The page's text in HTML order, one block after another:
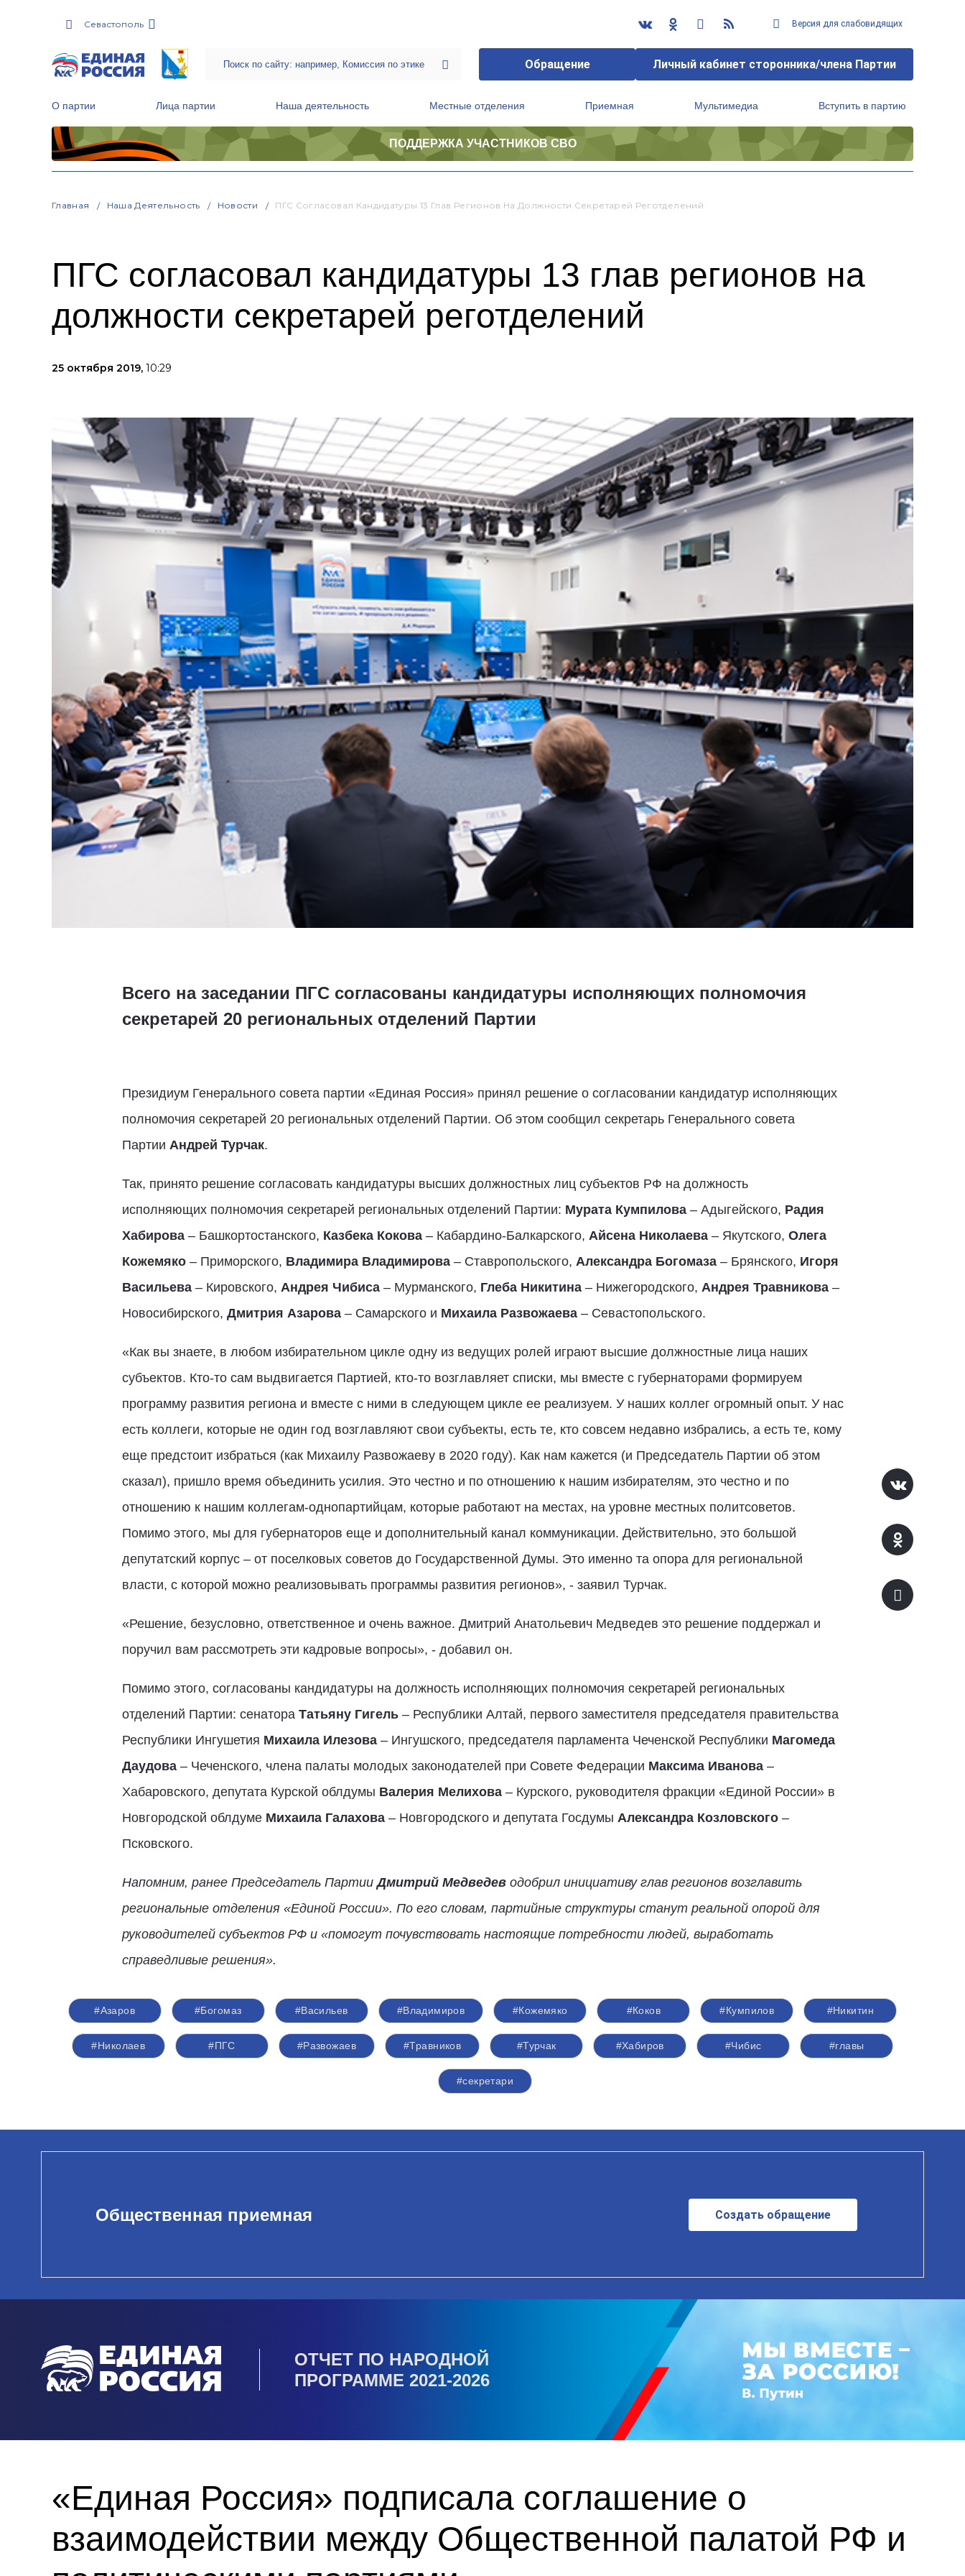
Севастополь Версия для слабовидящих
Обращение Личный кабинет сторонника/члена Партии
О партии Лица партии Наша деятельность Местные отделения Приемная Мультимедиа Вступить в партию
ПОДДЕРЖКА УЧАСТНИКОВ СВО
Главная Наша Деятельность Новости ПГС Согласовал Кандидатуры 13 Глав Регионов На Должности Секретарей Реготделений
ПГС согласовал кандидатуры 13 глав регионов на
должности секретарей реготделений
25 октября 2019, 10:29
Всего на заседании ПГС согласованы кандидатуры исполняющих полномочия
секретарей 20 региональных отделений Партии
Президиум Генерального совета партии «Единая Россия» принял решение о согласовании кандидатур исполняющих
полномочия секретарей 20 региональных отделений Партии. Об этом сообщил секретарь Генерального совета
Партии Андрей Турчак.
Так, принято решение согласовать кандидатуры высших должностных лиц субъектов РФ на должность
исполняющих полномочия секретарей региональных отделений Партии: Мурата Кумпилова– Адыгейского, Радия
Хабирова– Башкортостанского, Казбека Кокова– Кабардино-Балкарского, Айсена Николаева– Якутского, Олега
Кожемяко– Приморского, Владимира Владимирова– Ставропольского, Александра Богомаза – Брянского, Игоря
Васильева– Кировского, Андрея Чибиса – Мурманского, Глеба Никитина– Нижегородского, Андрея Травникова–
Новосибирского, Дмитрия Азарова– Самарского и Михаила Развожаева– Севастопольского.
«Как вы знаете, в любом избирательном цикле одну из ведущих ролей играют высшие должностные лица наших
субъектов. Кто-то сам выдвигается Партией, кто-то возглавляет списки, мы вместе с губернаторами формируем
программу развития региона и вместе с ними в следующем цикле ее реализуем. У наших коллег огромный опыт. У нас
есть коллеги, которые не один год возглавляют свои субъекты, есть те, кто совсем недавно избрались, а есть те, кому
еще предстоит избраться (как Михаилу Развожаеву в 2020 году). Как нам кажется (и Председатель Партии об этом
сказал), пришло время объединить усилия. Это честно и по отношению к нашим избирателям, это честно и по
отношению к нашим коллегам-однопартийцам, которые работают на местах, на уровне местных политсоветов.
Помимо этого, мы для губернаторов еще и дополнительный канал коммуникации. Действительно, это большой
депутатский корпус – от поселковых советов до Государственной Думы. Это именно та опора для региональной
власти, с которой можно реализовывать программы развития регионов», - заявил Турчак.
«Решение, безусловно, ответственное и очень важное. Дмитрий Анатольевич Медведев это решение поддержал и
поручил вам рассмотреть эти кадровые вопросы», - добавил он.
Помимо этого, согласованы кандидатуры на должность исполняющих полномочия секретарей региональных
отделений Партии: сенатора Татьяну Гигель– Республики Алтай, первого заместителя председателя правительства
Республики Ингушетия Михаила Илезова– Ингушского, председателя парламента Чеченской Республики Магомеда
Даудова– Чеченского, члена палаты молодых законодателей при Совете Федерации Максима Иванова–
Хабаровского, депутата Курской облдумы Валерия Мелихова– Курского, руководителя фракции «Единой России» в
Новгородской облдуме Михаила Галахова– Новгородского и депутата Госдумы Александра Козловского–
Псковского.
Напомним, ранее Председатель ПартииДмитрий Медведеводобрил инициативу глав регионов возглавить
региональные отделения «Единой России». По его словам, партийные структуры станут реальной опорой для
руководителей субъектов РФ и «помогут почувствовать настоящие потребности людей, выработать
справедливые решения».
#Азаров #Богомаз #Васильев #Владимиров #Кожемяко #Коков #Кумпилов #Никитин
#Николаев #ПГС #Развожаев #Травников #Турчак #Хабиров #Чибис #главы
#секретари
Общественная приемная Создать обращение
ОТЧЕТ ПО НАРОДНОЙ
ПРОГРАММЕ 2021-2026
«Единая Россия» подписала соглашение о
взаимодействии между Общественной палатой РФ и